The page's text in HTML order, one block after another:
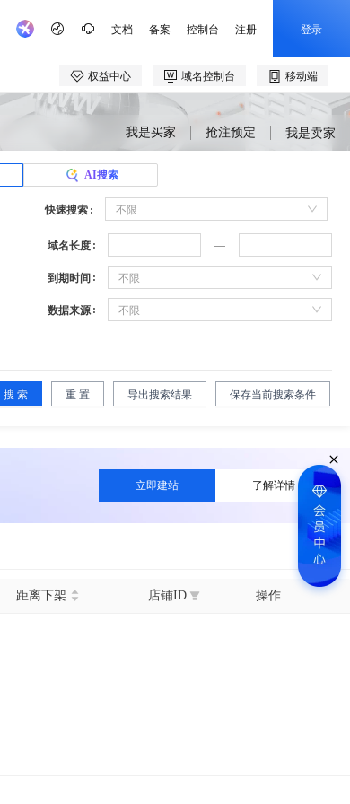
我是买家 抢注预定 我是卖家
AI搜索
快速搜索 不限
域名长度
到期时间 不限
数据来源 不限
搜 索 重 置 导出搜索结果 保存当前搜索条件
立即建站 了解详情
距离下架 店铺ID 操作